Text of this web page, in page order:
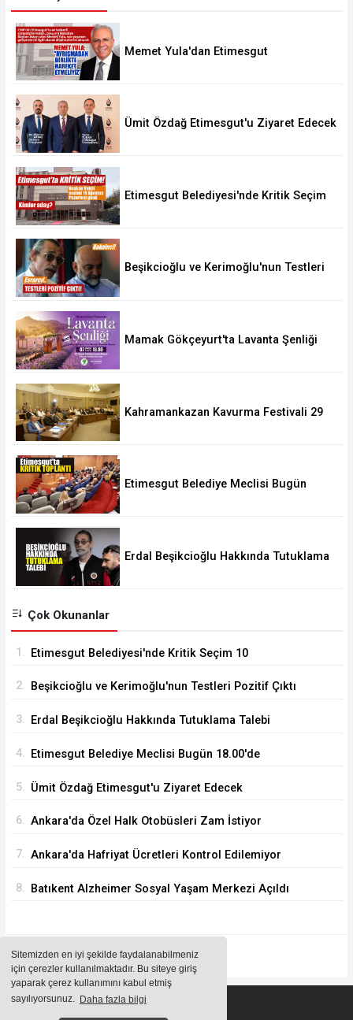
Sitemizden en iyi şekilde faydalanabilmeniz
için çerezler kullanılmaktadır. Bu siteye giriş
yaparak çerez kullanımını kabul etmiş
sayılıyorsunuz. Daha fazla bilgi
Memet Yula'dan Etimesgut
Ümit Özdağ Etimesgut'u Ziyaret Edecek
Etimesgut Belediyesi'nde Kritik Seçim
Beşikcioğlu ve Kerimoğlu'nun Testleri
Mamak Gökçeyurt'ta Lavanta Şenliği
Kahramankazan Kavurma Festivali 29
Etimesgut Belediye Meclisi Bugün
Erdal Beşikcioğlu Hakkında Tutuklama
Çok Okunanlar
1. Etimesgut Belediyesi'nde Kritik Seçim 10
2. Beşikcioğlu ve Kerimoğlu'nun Testleri Pozitif Çıktı
3. Erdal Beşikcioğlu Hakkında Tutuklama Talebi
4. Etimesgut Belediye Meclisi Bugün 18.00'de
5. Ümit Özdağ Etimesgut'u Ziyaret Edecek
6. Ankara'da Özel Halk Otobüsleri Zam İstiyor
7. Ankara'da Hafriyat Ücretleri Kontrol Edilemiyor
8. Batıkent Alzheimer Sosyal Yaşam Merkezi Açıldı